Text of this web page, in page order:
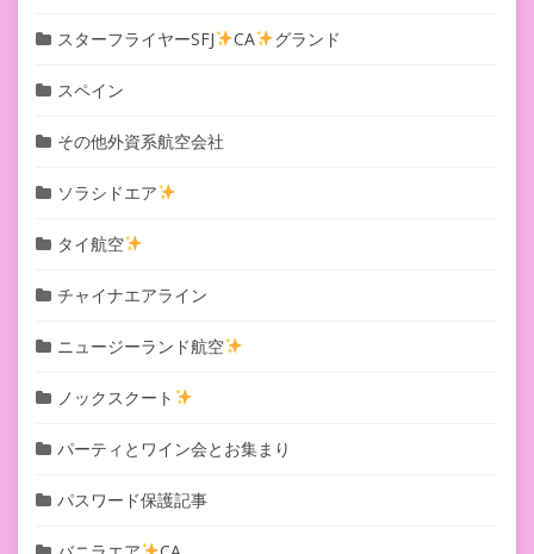
スターフライヤーSFJ CA グランド
スペイン
その他外資系航空会社
ソラシドエア
タイ航空
チャイナエアライン
ニュージーランド航空
ノックスクート
パーティとワイン会とお集まり
パスワード保護記事